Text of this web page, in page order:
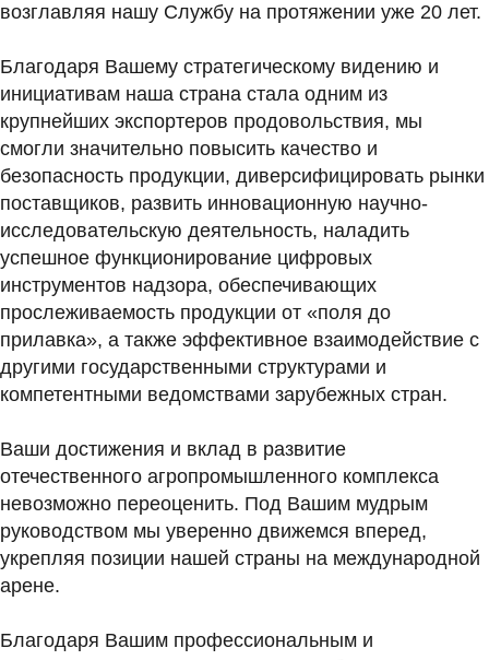
возглавляя нашу Службу на протяжении уже 20 лет.
Благодаря Вашему стратегическому видению и
инициативам наша страна стала одним из
крупнейших экспортеров продовольствия, мы
смогли значительно повысить качество и
безопасность продукции, диверсифицировать рынки
поставщиков, развить инновационную научно-
исследовательскую деятельность, наладить
успешное функционирование цифровых
инструментов надзора, обеспечивающих
прослеживаемость продукции от «поля до
прилавка», а также эффективное взаимодействие с
другими государственными структурами и
компетентными ведомствами зарубежных стран.
Ваши достижения и вклад в развитие
отечественного агропромышленного комплекса
невозможно переоценить. Под Вашим мудрым
руководством мы уверенно движемся вперед,
укрепляя позиции нашей страны на международной
арене.
Благодаря Вашим профессиональным и